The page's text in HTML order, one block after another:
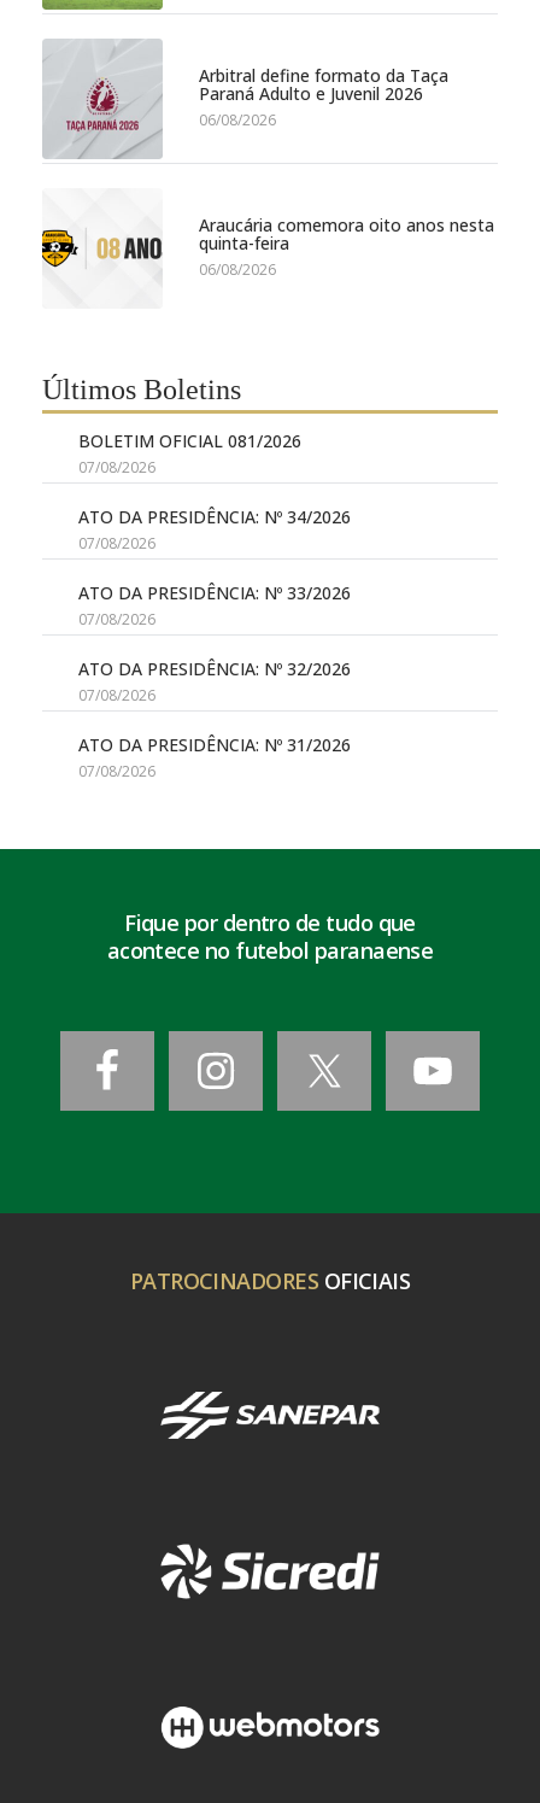
Arbitral define formato da Taça
Paraná Adulto e Juvenil 2026
06/08/2026
Araucária comemora oito anos nesta
quinta-feira
06/08/2026
Últimos Boletins
BOLETIM OFICIAL 081/2026
07/08/2026
ATO DA PRESIDÊNCIA: Nº 34/2026
07/08/2026
ATO DA PRESIDÊNCIA: Nº 33/2026
07/08/2026
ATO DA PRESIDÊNCIA: Nº 32/2026
07/08/2026
ATO DA PRESIDÊNCIA: Nº 31/2026
07/08/2026
Fique por dentro de tudo que
acontece no futebol paranaense
PATROCINADORES OFICIAIS